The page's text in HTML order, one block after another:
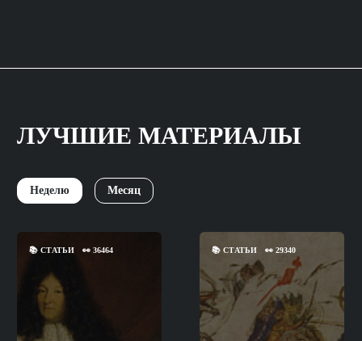
ЛУЧШИЕ МАТЕРИАЛЫ
Неделю Месяц
📚 СТАТЬИ 👀 36464 📚СТАТЬИ 👀29340